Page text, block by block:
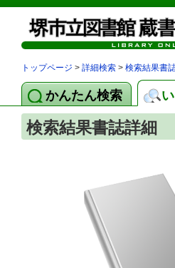
トップページ > 詳細検索 > 検索結果書
かんたん検索
検索結果書誌詳細